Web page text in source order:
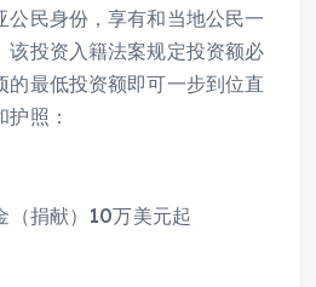
公民身份，享有和当地公民一
该投资入籍法案规定投资额必
的最低投资额即可一步到位直
照：
（捐献）10万美元起